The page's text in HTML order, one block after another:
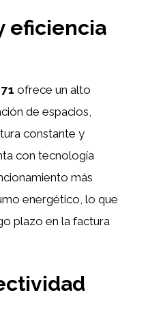
eficiencia
ofrece un alto
de espacios,
constante y
con tecnología
más
energético, lo que
plazo en la factura